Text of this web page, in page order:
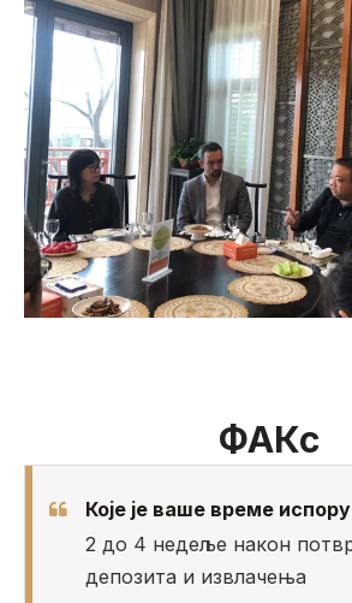
ФАКс
Које је ваше време
2 до 4 недеље након
депозита и извлачења